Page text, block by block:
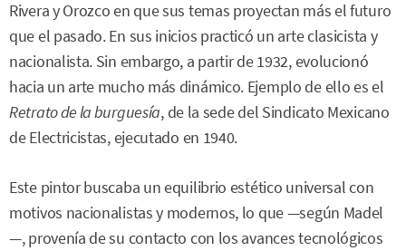
Rivera y Orozco en que sus temas proyectan más el futuro
que el pasado. En sus inicios practicó un arte clasicista y
nacionalista. Sin embargo, a partir de 1932, evolucionó
hacia un arte mucho más dinámico. Ejemplo de ello es el
Retrato de la burguesía, de la sede del Sindicato Mexicano
de Electricistas, ejecutado en 1940.
Este pintor buscaba un equilibrio estético universal con
motivos nacionalistas y modernos, lo que —según Madel
—, provenía de su contacto con los avances tecnológicos